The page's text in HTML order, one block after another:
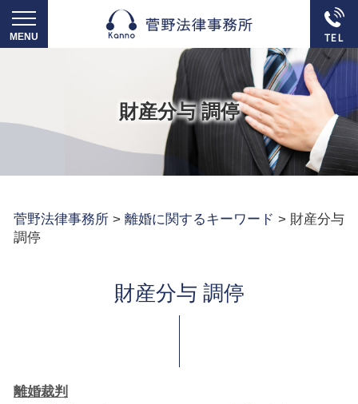
財産分与 調停
菅野法律事務所 > 離婚に関するキーワード > 財産分与
調停
財産分与 調停
離婚裁判